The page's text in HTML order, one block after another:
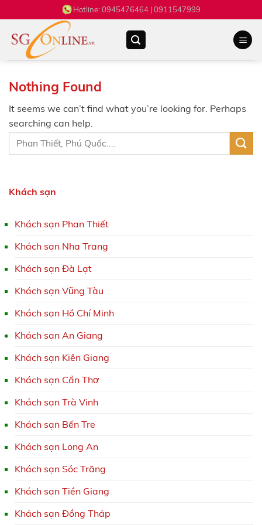
to
content
Hotline:0945476464 | 0911547999
Khách sạn
Khách sạn Phan Thiết
Khách sạn Nha Trang
Khách sạn Đà Lạt
Khách sạn Vũng Tàu
Khách sạn Hồ Chí Minh
Khách sạn An Giang
Khách sạn Kiên Giang
Khách sạn Cần Thơ
Khách sạn Trà Vinh
Khách sạn Bến Tre
Khách sạn Long An
Khách sạn Sóc Trăng
Khách sạn Tiền Giang
Khách sạn Đồng Tháp
Nothing Found
It seems we can’t find what you’re looking for. Perhaps
searching can help.